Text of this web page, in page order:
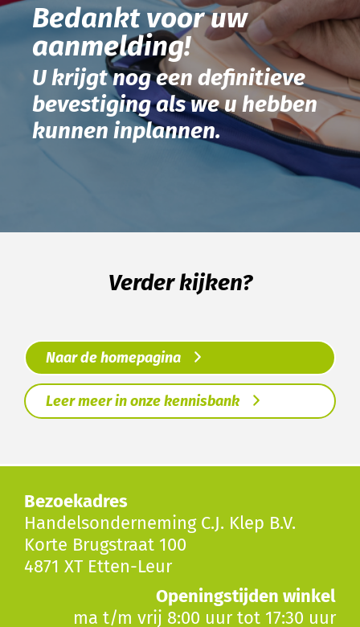
Bedankt voor uw
aanmelding!
U krijgt nog een definitieve
bevestiging als we u hebben
kunnen inplannen.
Verder kijken?
Naar de homepagina
Leer meer in onze kennisbank
Bezoekadres
Handelsonderneming C.J. Klep B.V.
Korte Brugstraat 100
4871 XT Etten-Leur
Openingstijden winkel
ma t/m vrij 8:00 uur tot 17:30 uur